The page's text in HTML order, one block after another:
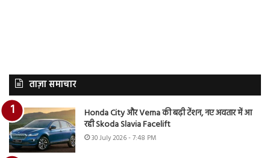
ताज़ा समाचार
Honda City और Verna की बढ़ी टेंशन, नए अवतार में आ
रही Skoda Slavia Facelift
30 July 2026 - 7:48 PM